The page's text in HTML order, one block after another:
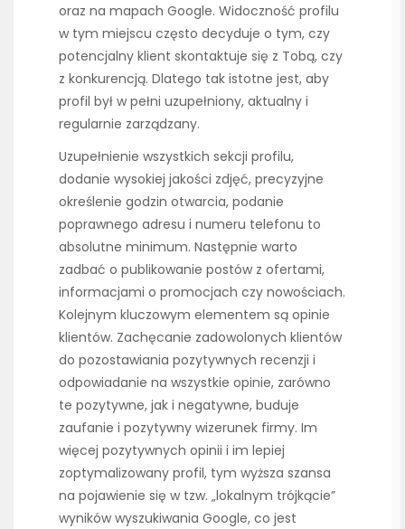
oraz na mapach Google. Widoczność profilu
w tym miejscu często decyduje o tym, czy
potencjalny klient skontaktuje się z Tobą, czy
z konkurencją. Dlatego tak istotne jest, aby
profil był w pełni uzupełniony, aktualny i
regularnie zarządzany.
Uzupełnienie wszystkich sekcji profilu,
dodanie wysokiej jakości zdjęć, precyzyjne
określenie godzin otwarcia, podanie
poprawnego adresu i numeru telefonu to
absolutne minimum. Następnie warto
zadbać o publikowanie postów z ofertami,
informacjami o promocjach czy nowościach.
Kolejnym kluczowym elementem są opinie
klientów. Zachęcanie zadowolonych klientów
do pozostawiania pozytywnych recenzji i
odpowiadanie na wszystkie opinie, zarówno
te pozytywne, jak i negatywne, buduje
zaufanie i pozytywny wizerunek firmy. Im
więcej pozytywnych opinii i im lepiej
zoptymalizowany profil, tym wyższa szansa
na pojawienie się w tzw. „lokalnym trójkącie”
wyników wyszukiwania Google, co jest